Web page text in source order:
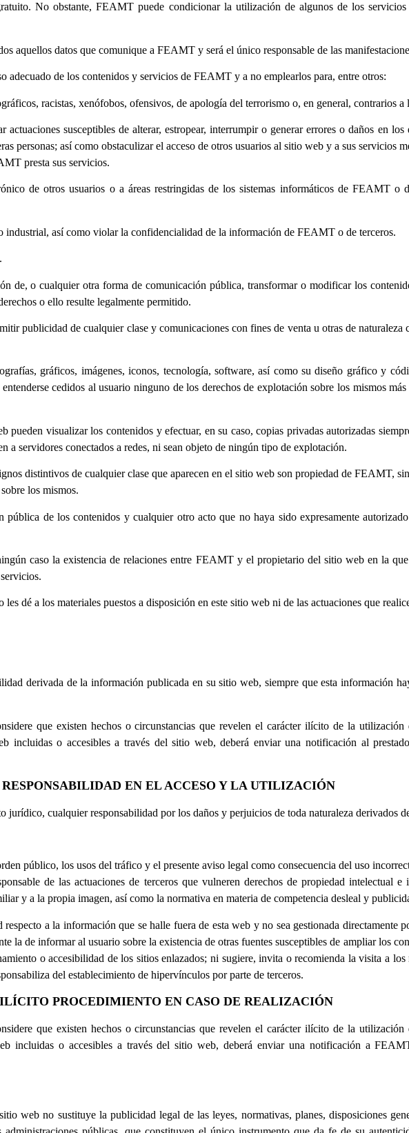
No obstante, FEAMT puede condicionar la utilización de algunos de los
aquellos datos que comunique a FEAMT y será el único responsable de las
adecuado de los contenidos y servicios de FEAMT y a no emplearlos para, entre otros:
racistas, xenófobos, ofensivos, de apología del terrorismo o, en general, contrarios
susceptibles de alterar, estropear, interrumpir o generar errores o daños en los
personas; así como obstaculizar el acceso de otros usuarios al sitio web y a sus servicios
presta sus servicios.
de otros usuarios o a áreas restringidas de los sistemas informáticos de FEAMT o
industrial, así como violar la confidencialidad de la información de FEAMT o de terceros.
de, o cualquier otra forma de comunicación pública, transformar o modificar los
o ello resulte legalmente permitido.
publicidad de cualquier clase y comunicaciones con fines de venta u otras de naturaleza
gráficos, imágenes, iconos, tecnología, software, así como su diseño gráfico y
cedidos al usuario ninguno de los derechos de explotación sobre los mismos
pueden visualizar los contenidos y efectuar, en su caso, copias privadas autorizadas
a servidores conectados a redes, ni sean objeto de ningún tipo de explotación.
distintivos de cualquier clase que aparecen en el sitio web son propiedad de FEAMT,
los mismos.
de los contenidos y cualquier otro acto que no haya sido expresamente
caso la existencia de relaciones entre FEAMT y el propietario del sitio web en la
dé a los materiales puestos a disposición en este sitio web ni de las actuaciones que
derivada de la información publicada en su sitio web, siempre que esta información
que existen hechos o circunstancias que revelen el carácter ilícito de la
incluidas o accesibles a través del sitio web, deberá enviar una notificación al
EN EL ACCESO Y LA UTILIZACIÓN
cualquier responsabilidad por los daños y perjuicios de toda naturaleza derivados
público, los usos del tráfico y el presente aviso legal como consecuencia del uso
de las actuaciones de terceros que vulneren derechos de propiedad intelectual e
y a la propia imagen, así como la normativa en materia de competencia desleal y
a la información que se halle fuera de esta web y no sea gestionada directamente
la de informar al usuario sobre la existencia de otras fuentes susceptibles de ampliar los
o accesibilidad de los sitios enlazados; ni sugiere, invita o recomienda la visita a los
del establecimiento de hipervínculos por parte de terceros.
PROCEDIMIENTO EN CASO DE REALIZACIÓN
que existen hechos o circunstancias que revelen el carácter ilícito de la
incluidas o accesibles a través del sitio web, deberá enviar una notificación a
web no sustituye la publicidad legal de las leyes, normativas, planes, disposiciones